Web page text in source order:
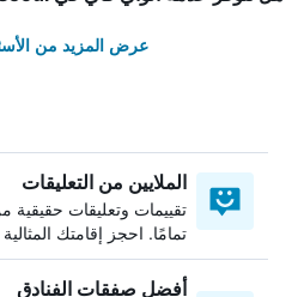
عرض المزيد من
الملايين من التعليقات
تقييمات وتعليقات حقيقية
تمامًا. احجز إقامتك
أفضل صفقات الفنادق